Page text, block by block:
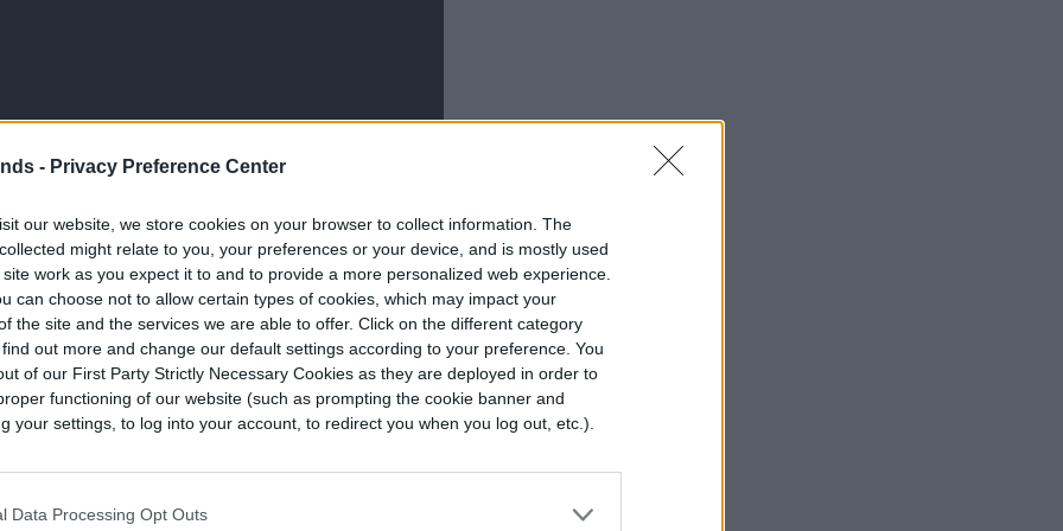
- Privacy Preference Center
our website, we store cookies on your browser to collect information. The
might relate to you, your preferences or your device, and is mostly used
work as you expect it to and to provide a more personalized web experience.
can choose not to allow certain types of cookies, which may impact your
the site and the services we are able to offer. Click on the different category
out more and change our default settings according to your preference. You
of our First Party Strictly Necessary Cookies as they are deployed in order to
functioning of our website (such as prompting the cookie banner and
your settings, to log into your account, to redirect you when you log out, etc.).
Data Processing Opt Outs
astronómicos con extrema sensibilidad. Es
el movimiento de la llama de una vela a miles
dispositivo es la pieza central del Observatorio
en Chile, que pasará 10 años reuniendo
del cielo nocturno jamás tomadas. Esta
of Space and Time (LSST).